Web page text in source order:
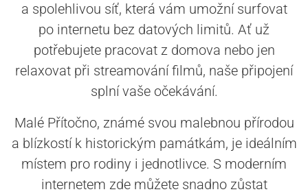
a spolehlivou síť, která vám umožní surfovat
po internetu bez datových limitů. Ať už
potřebujete pracovat z domova nebo jen
relaxovat při streamování filmů, naše připojení
splní vaše očekávání.
Malé Přítočno, známé svou malebnou přírodou
a blízkostí k historickým památkám, je ideálním
místem pro rodiny i jednotlivce. S moderním
internetem zde můžete snadno zůstat